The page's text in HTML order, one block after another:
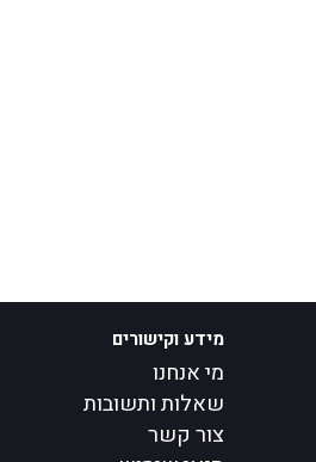
מידע וקישורים
מי אנחנו
שאלות ותשובות
צור קשר